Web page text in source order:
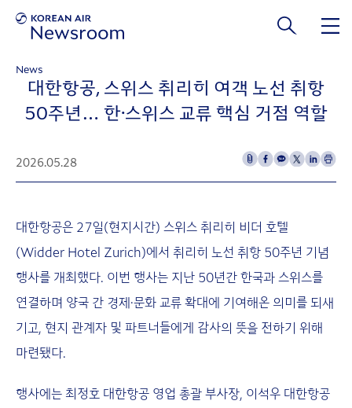
News
대한항공, 스위스 취리히 여객 노선 취항
50주년… 한·스위스 교류 핵심 거점 역할
2026.05.28
대한항공은 27일(현지시간) 스위스 취리히 비더 호텔
(Widder Hotel Zurich)에서 취리히 노선 취항 50주년 기념
행사를 개최했다. 이번 행사는 지난 50년간 한국과 스위스를
연결하며 양국 간 경제·문화 교류 확대에 기여해온 의미를 되새
기고, 현지 관계자 및 파트너들에게 감사의 뜻을 전하기 위해
마련됐다.
행사에는 최정호 대한항공 영업 총괄 부사장, 이석우 대한항공